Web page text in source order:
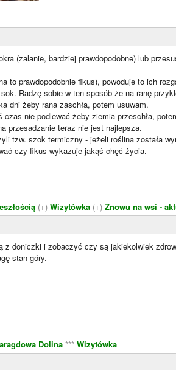
(zalanie, bardziej prawdopodobne) lub
to prawdopodobnie fikus), powoduje to ich
Radzę sobie w ten sposób że na ranę
dni żeby rana zaschła, potem usuwam.
nie podlewać żeby ziemia przeschła,
przesadzanie teraz nie jest najlepsza.
tzw. szok termiczny - jeżeli roślina została
czy fikus wykazuje jakąś chęć życia.
(+) Wizytówka (+) Znowu na wsi -
z doniczki i zobaczyć czy są jakiekolwiek
stan góry.
Dolina *** Wizytówka